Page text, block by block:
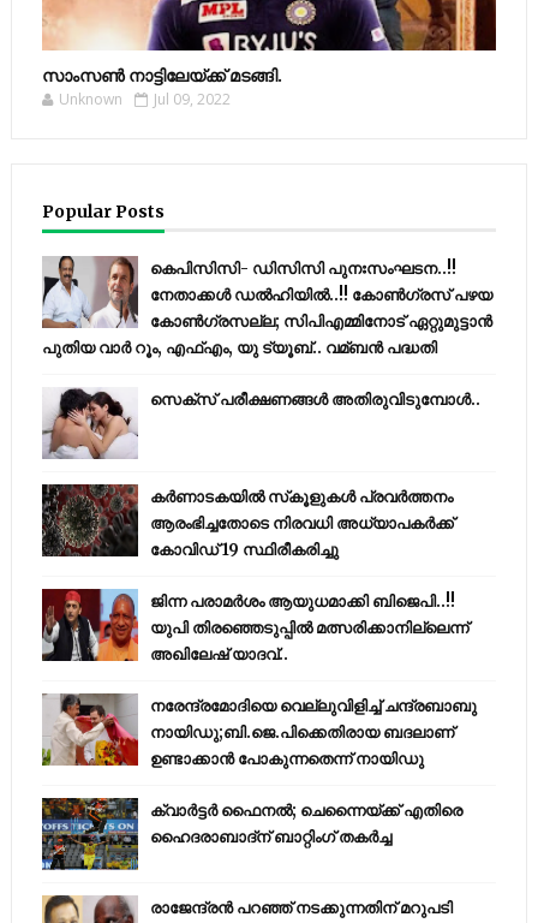
സാംസണ്‍ നാട്ടിലേയ്‌ക്ക് മടങ്ങി.
Unknown Jul 09, 2022
Popular Posts
കെപിസിസി- ഡിസിസി പുനഃസംഘടന..!!
നേതാക്കൾ ഡൽഹിയിൽ..!! കോണ്‍ഗ്രസ് പഴയ
കോണ്‍ഗ്രസല്ല; സിപിഎമ്മിനോട് ഏറ്റുമുട്ടാന്‍
പുതിയ വാര്‍ റൂം, എഫ്‌എം, യു ട്യൂബ്.. വമ്ബന്‍ പദ്ധതി
സെക്സ് പരീക്ഷണങ്ങൾ അതിരുവിടുമ്പോൾ..
കര്‍ണാടകയില്‍ സ്‌കൂളുകള്‍ പ്രവര്‍ത്തനം
ആരംഭിച്ചതോടെ നിരവധി അധ്യാപകര്‍ക്ക്
കോവിഡ് 19 സ്ഥിരീകരിച്ചു
ജിന്ന പരാമര്‍ശം ആയുധമാക്കി ബിജെപി..!!
യുപി തിരഞ്ഞെടുപ്പില്‍ മത്സരിക്കാനില്ലെന്ന്
അഖിലേഷ് യാദവ്..
നരേന്ദ്രമോദിയെ വെല്ലുവിളിച്ച് ചന്ദ്രബാബു
നായിഡു;ബി.ജെ.പിക്കെതിരായ ബദലാണ്
ഉണ്ടാക്കാന്‍ പോകുന്നതെന്ന് നായിഡു
ക്വാർട്ടർ ഫൈനൽ; ചെന്നൈയ്ക്ക് എതിരെ
ഹൈദരാബാദ്ന് ബാറ്റിംഗ് തകർച്ച
രാജേന്ദ്രന്‍ പറഞ്ഞ് നടക്കുന്നതിന് മറുപടി